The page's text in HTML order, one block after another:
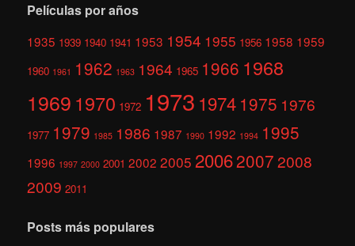
Películas por años
1935 1939 1940 1941 1953 1954 1955 1956 1958 1959
1960 1961 1962 1963 1964 1965 1966 1968
1969 1970 1972 1973 1974 1975 1976
1977 1979 1985 1986 1987 1990 1992 1994 1995
1996 1997 2000 2001 2002 2005 200620072008
2009 2011
Posts más populares